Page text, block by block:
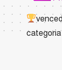
categoria